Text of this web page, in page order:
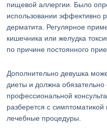
пищевой аллергии. Было
использовании эффективно
дерматита. Регулярное
кишечника или желудка
по причине постоянного
Дополнительно девушка
диеты и должна обязательно
профессиональной
разберется с
лечебные процедуры.